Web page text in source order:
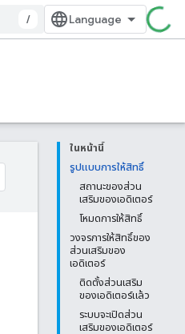
/
ในหน้านี้
รูปแบบการให้สิทธิ์
สถานะของส่วน
เสริมของเอดิเตอร์
โหมดการให้สิทธิ์
วงจรการให้สิทธิ์ของ
ส่วนเสริมของ
เอดิเตอร์
ติดตั้งส่วนเสริม
ของเอดิเตอร์แล้ว
ระบบจะเปิดส่วน
เสริมของเอดิเตอร์